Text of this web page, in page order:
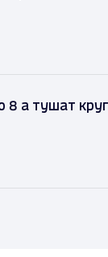
8 а тушат